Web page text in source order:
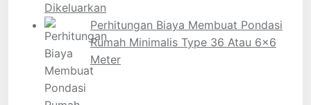
Dikeluarkan
Perhitungan Biaya Membuat Pondasi
Rumah Minimalis Type 36 Atau 6×6
Meter